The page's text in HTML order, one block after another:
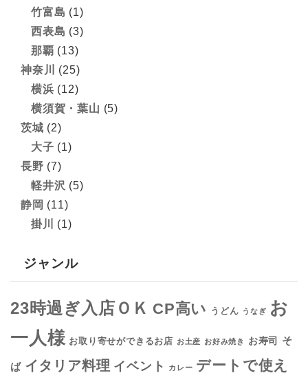
竹富島 (1)
西表島 (3)
那覇 (13)
神奈川
(25)
横浜 (12)
横須賀・葉山 (5)
茨城 (2)
大子 (1)
長野 (7)
軽井沢 (5)
静岡 (11)
掛川
(1)
ジャンル
23時過ぎ入店ＯＫ CP高い うどん うなぎ お
一人様 お取り寄せができるお店 お土産 お好み焼き お寿司 そ
ば イタリア料理 イベント カレー デートで使え